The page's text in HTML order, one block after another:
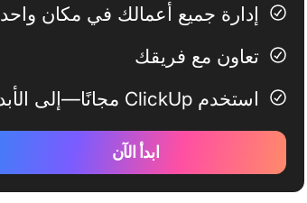
إدارة جميع أعمالك في مكان واحد
تعاون مع فريقك
استخدم ClickUp مجانًا—إلى الأبد
ابدأ الآن